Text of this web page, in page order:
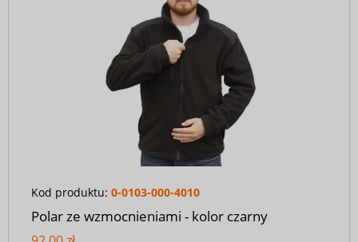
Kod produktu: 0-0103-000-4010
Polar ze wzmocnieniami - kolor czarny